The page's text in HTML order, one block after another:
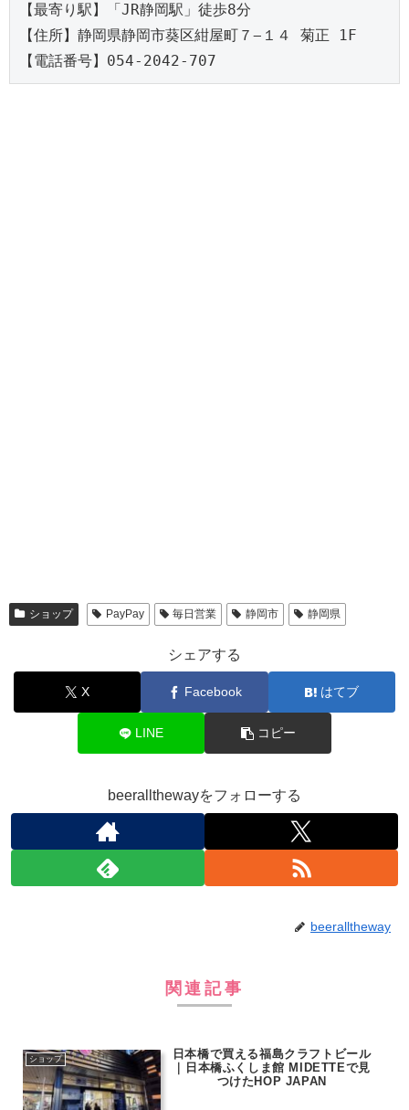
【最寄り駅】「JR静岡駅」徒歩8分
【住所】静岡県静岡市葵区紺屋町７−１４ 菊正 1F
【電話番号】054-2042-707
ショップ PayPay 毎日営業 静岡市 静岡県
シェアする
X Facebook はてブ
LINE コピー
beerallthewayをフォローする
beeralltheway
関連記事
ショップ
日本橋で買える福島クラフトビール
｜日本橋ふくしま館 MIDETTEで見
つけたHOP JAPAN